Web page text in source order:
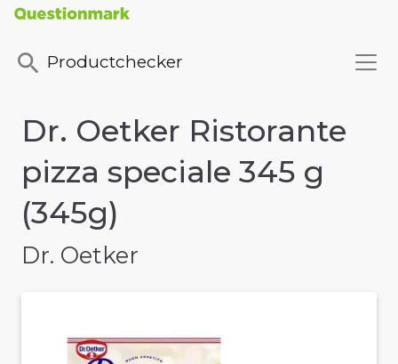
Productchecker
Dr. Oetker Ristorante
pizza speciale 345 g
(345g)
Dr. Oetker